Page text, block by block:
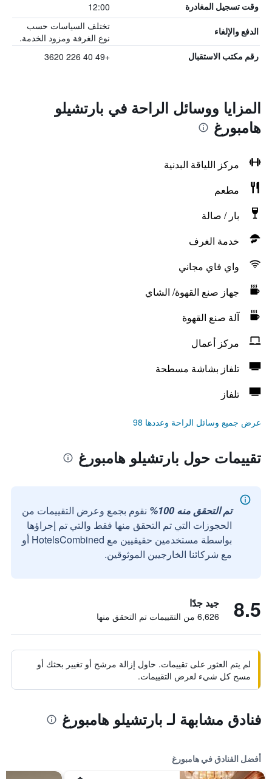
وقت تسجيل المغادرة 12:00
الدفع والإلغاء
تختلف السياسات حسب
نوع الغرفة ومزود الخدمة.
رقم مكتب الاستقبال +49 40 226 3620
المزايا ووسائل الراحة في بارتشيلو
هامبورغ
مركز اللياقة البدنية
مطعم
بار / صالة
خدمة الغرف
واي فاي مجاني
جهاز صنع القهوة/ الشاي
آلة صنع القهوة
مركز أعمال
تلفاز بشاشة مسطحة
تلفاز
عرض جميع وسائل الراحة وعددها 98
تقييمات حول بارتشيلو هامبورغ
تم التحقق منه 100%
نقوم بجمع وعرض التقييمات من
الحجوزات التي تم التحقق منها فقط والتي تم إجراؤها
بواسطة مستخدمين حقيقيين مع HotelsCombined أو
مع شركائنا الخارجيين الموثوقين.
8.5 جيد جدًا
6,626 من التقييمات تم التحقق منها
لم يتم العثور على تقييمات. حاول إزالة مرشح أو تغيير بحثك أو
مسح كل شيء لعرض التقييمات.
فنادق مشابهة لـ بارتشيلو هامبورغ
أفضل الفنادق في هامبورغ